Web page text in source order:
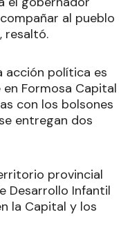
al pueblo
resaltó.
acción política es
Formosa Capital
con los bolsones
entregan dos
provincial
Desarrollo Infantil
la Capital y los